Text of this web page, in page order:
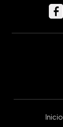
Inicio